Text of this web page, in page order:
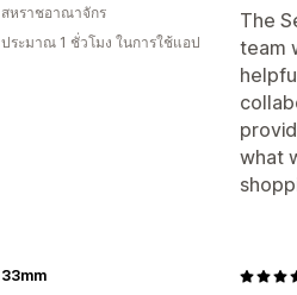
The
team
what
สหราชอาณาจักร
ประมาณ 1 ชั่วโมง ในการใช้แอป
33mm